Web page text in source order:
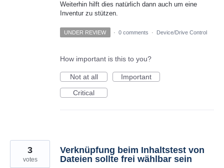
Weiterhin hilft dies natürlich dann auch um eine
Inventur zu stützen.
UNDER REVIEW · 0 comments · Device/Drive Control
How important is this to you?
Not at all
Important
Critical
Verknüpfung beim Inhaltstest von
Dateien sollte frei wählbar sein
3
votes